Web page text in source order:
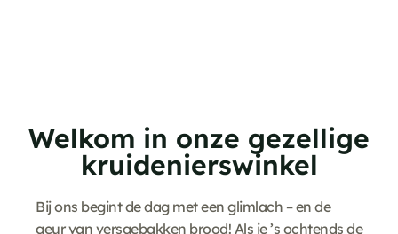
Welkom in onze gezellige
kruidenierswinkel
Bij ons begint de dag met een glimlach – en de
geur van versgebakken brood! Als je ’s ochtends de